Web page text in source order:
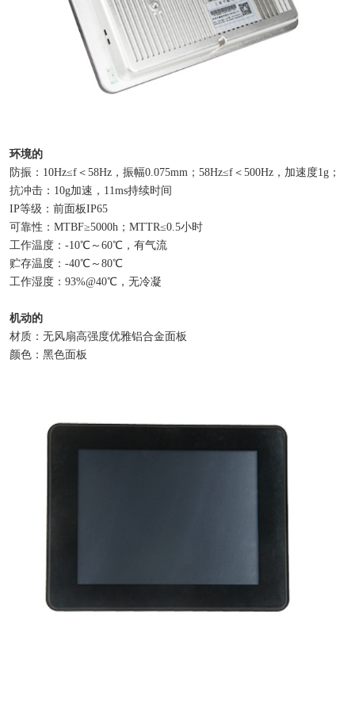
环境的
防振：10Hz≤f＜58Hz，振幅0.075mm；58Hz≤f＜500Hz，加速度1g；
抗冲击：10g加速，11ms持续时间
IP等级：前面板IP65
可靠性：MTBF≥5000h；MTTR≤0.5小时
工作温度：-10℃～60℃，有气流
贮存温度：-40℃～80℃
工作湿度：93%@40℃，无冷凝
机动的
材质：无风扇高强度优雅铝合金面板
颜色：黑色面板